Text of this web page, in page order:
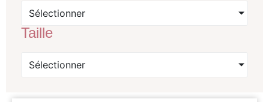
Sélectionner
Taille
Sélectionner